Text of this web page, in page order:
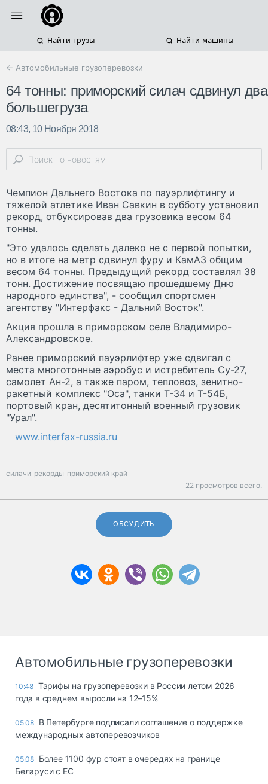
Найти грузы Найти машины
← Автомобильные грузоперевозки
64 тонны: приморский силач сдвинул два
большегруза
08:43, 10 Ноября 2018
Чемпион Дальнего Востока по пауэрлифтингу и
тяжелой атлетике Иван Савкин в субботу установил
рекорд, отбуксировав два грузовика весом 64
тонны.
"Это удалось сделать далеко не с первой попытки,
но в итоге на метр сдвинул фуру и КамАЗ общим
весом 64 тонны. Предыдущий рекорд составлял 38
тонн. Достижение посвящаю прошедшему Дню
народного единства", - сообщил спортсмен
агентству "Интерфакс - Дальний Восток".
Акция прошла в приморском селе Владимиро-
Александровское.
Ранее приморский пауэрлифтер уже сдвигал с
места многотонные аэробус и истребитель Су-27,
самолет Ан-2, а также паром, тепловоз, зенитно-
ракетный комплекс "Оса", танки Т-34 и Т-54Б,
портовый кран, десятитонный военный грузовик
"Урал".
www.interfax-russia.ru
силачи рекорды приморский край
22 просмотров всего.
ОБСУДИТЬ
Автомобильные грузоперевозки
10:48 Тарифы на грузоперевозки в России летом 2026
года в среднем выросли на 12–15%
05.08 В Петербурге подписали соглашение о поддержке
международных автоперевозчиков
05.08 Более 1100 фур стоят в очередях на границе
Беларуси с ЕС